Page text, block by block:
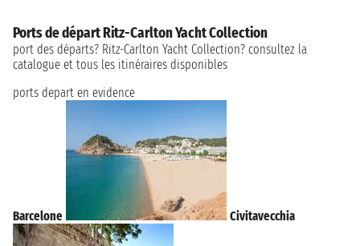
Ports de départ Ritz-Carlton Yacht Collection
port des départs? Ritz-Carlton Yacht Collection? consultez la
catalogue et tous les itinéraires disponibles
ports depart en evidence
Barcelone Civitavecchia